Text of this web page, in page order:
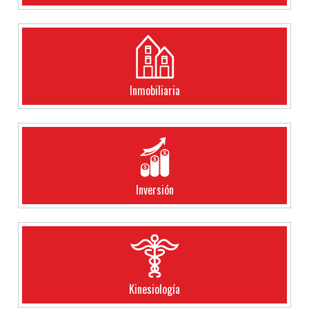
Inmobiliaria
Inversión
Kinesiología